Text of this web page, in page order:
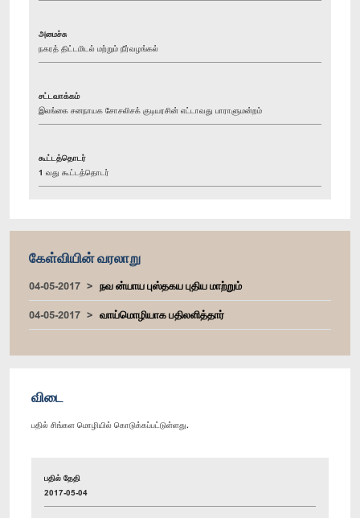
அமைச்சு
நகரத் திட்டமிடல் மற்றும் நீர்வழங்கல்
சட்டவாக்கம்
இலங்கை சனநாயக சோசலிசக் குடியரசின் எட்டாவது பாராளுமன்றம்
கூட்டத்தொடர்
1 வது கூட்டத்தொடர்
கேள்வியின் வரலாறு
04-05-2017
நவ ன்யாய புஸ்தகய புதிய மாற்றும்
04-05-2017
வாய்மொழியாக பதிலளித்தார்
விடை
பதில் சிங்கள மொழியில் கொடுக்கப்பட்டுள்ளது.
பதில் தேதி
2017-05-04